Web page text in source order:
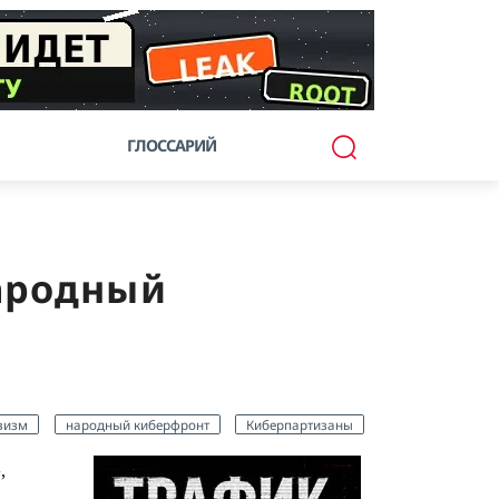
ГЛОССАРИЙ
народный киберфронт Киберпартизаны